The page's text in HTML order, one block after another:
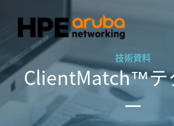
技術資料
ClientMatch™テ
ー